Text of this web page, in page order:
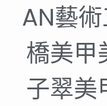
AN藝
橋美甲
子翠美